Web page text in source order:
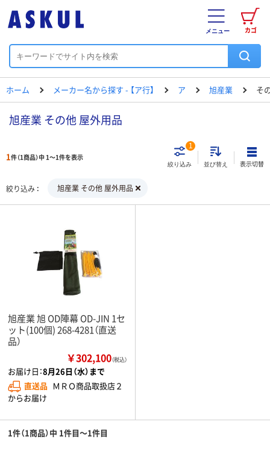
カゴ
メニュー
ホーム メーカー名から探す - 【ア行】 ア 旭産業 そ
旭産業 その他 屋外用品
1件（1商品）中 1～1件を表示
絞り込み
1
並び替え 表示切替
絞り込み 旭産業 その他 屋外用品
旭産業 旭 OD陣幕 OD-JIN 1セ
ット(100個) 268-4281（直送
品）
￥302,100（税込）
お届け日：8月26日（水）まで
直送品 ＭＲＯ商品取扱店２
からお届け
1件（1商品）中 1件目～1件目